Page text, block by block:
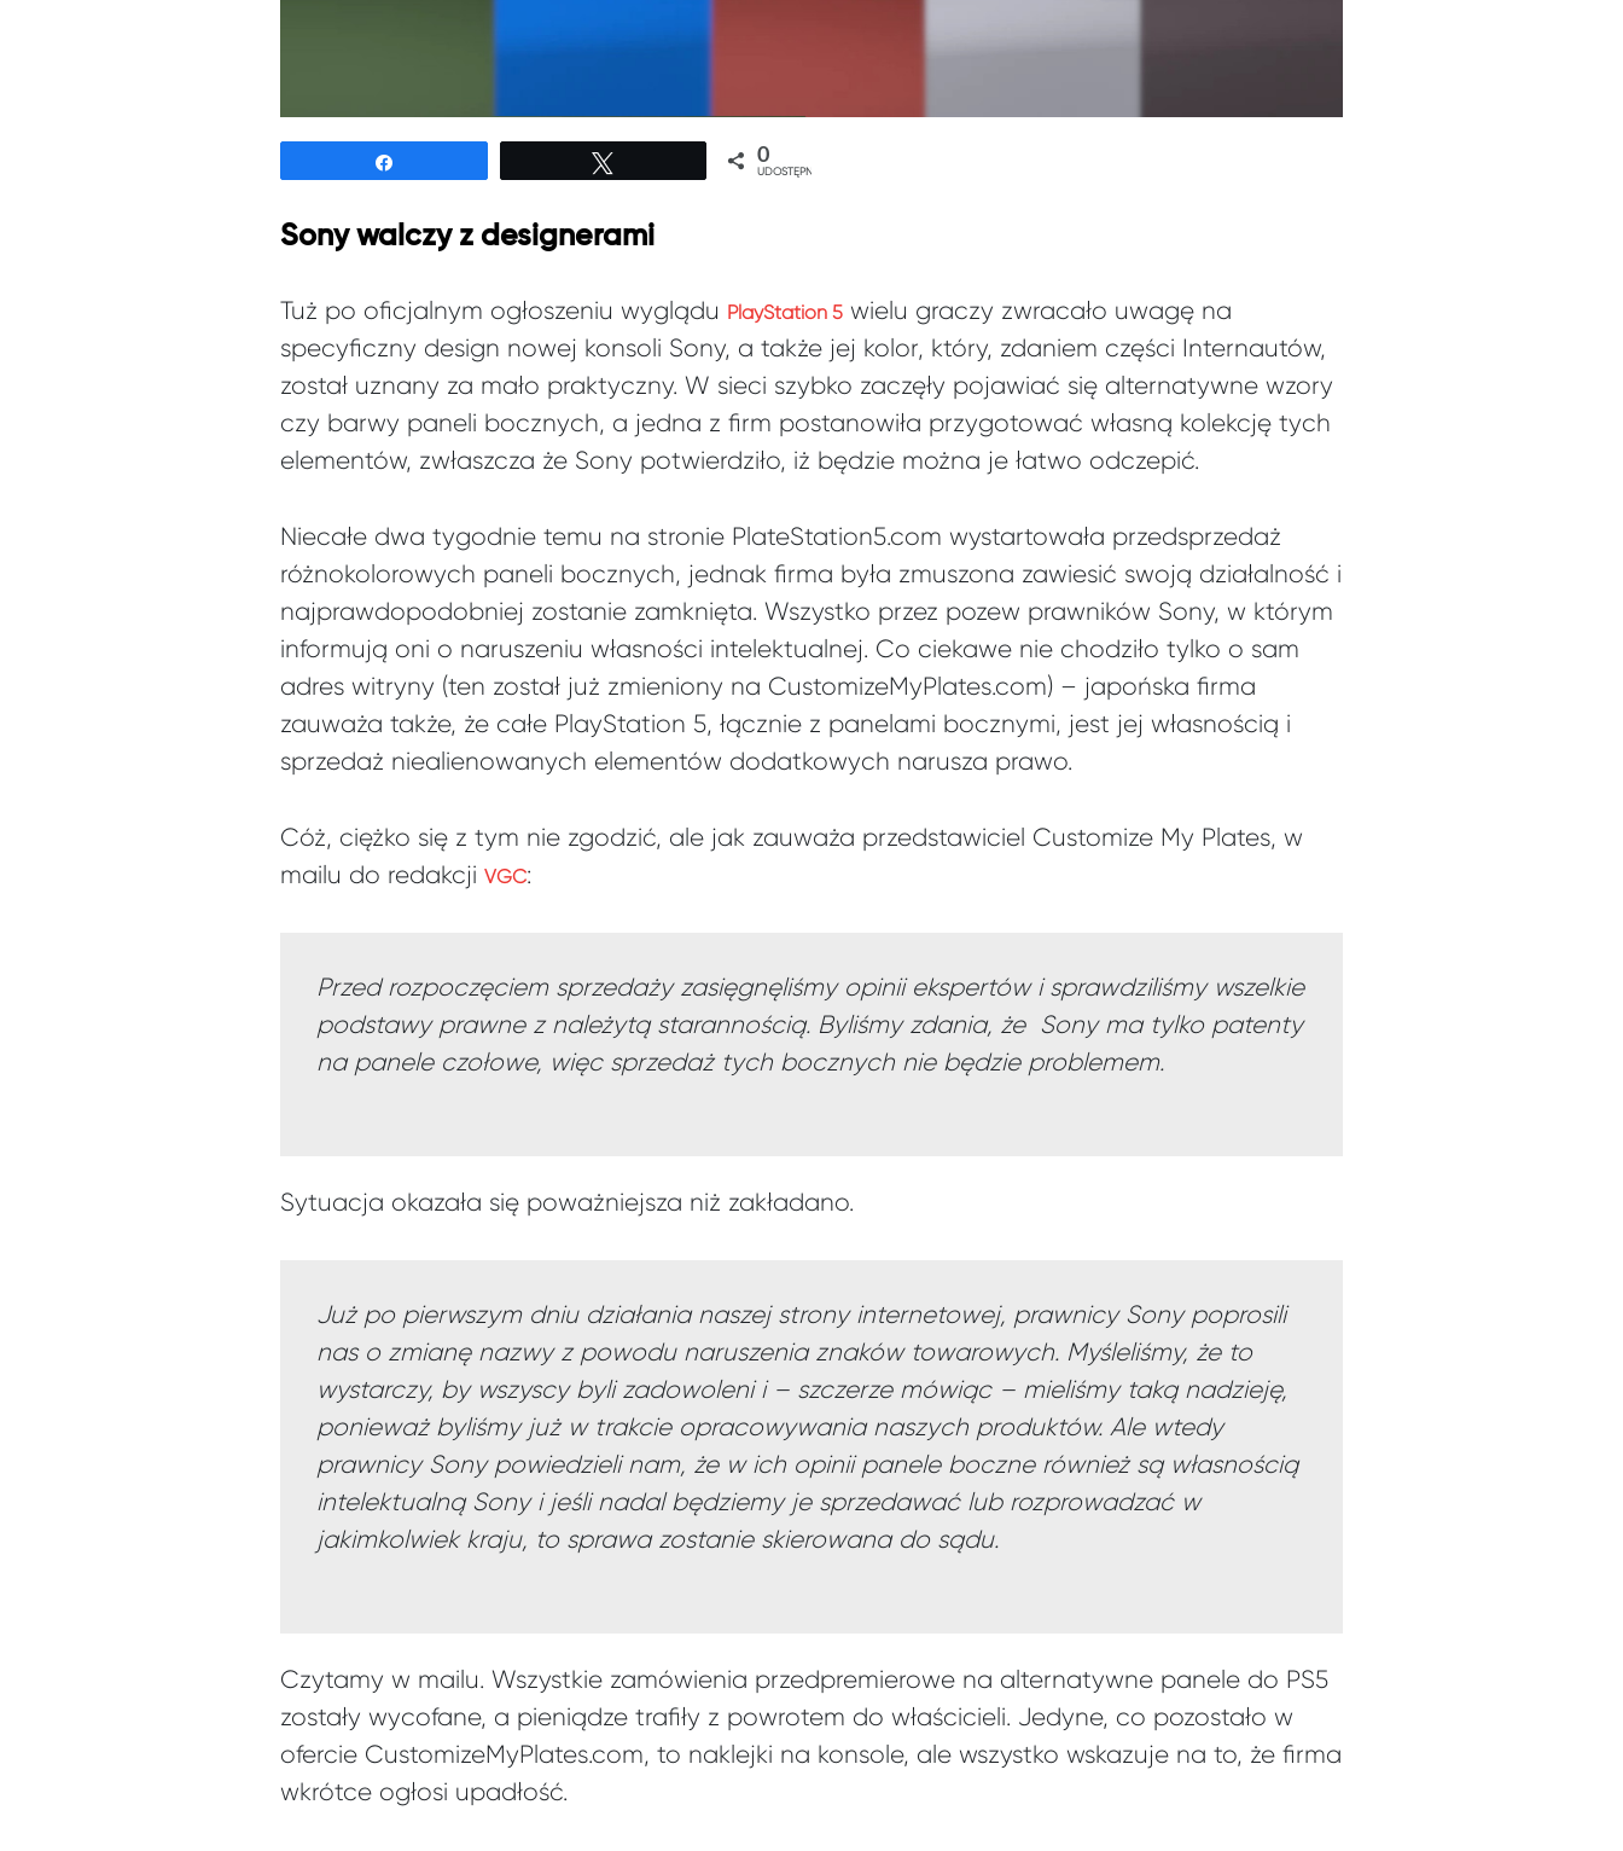
0
UDOSTĘPNIEŃ
Sony walczy z designerami
Tuż po oficjalnym ogłoszeniu wyglądu PlayStation 5 wielu graczy zwracało uwagę na
specyficzny design nowej konsoli Sony, a także jej kolor, który, zdaniem części Internautów,
został uznany za mało praktyczny. W sieci szybko zaczęły pojawiać się alternatywne wzory
czy barwy paneli bocznych, a jedna z firm postanowiła przygotować własną kolekcję tych
elementów, zwłaszcza że Sony potwierdziło, iż będzie można je łatwo odczepić.
Niecałe dwa tygodnie temu na stronie PlateStation5.com wystartowała przedsprzedaż
różnokolorowych paneli bocznych, jednak firma była zmuszona zawiesić swoją działalność i
najprawdopodobniej zostanie zamknięta. Wszystko przez pozew prawników Sony, w którym
informują oni o naruszeniu własności intelektualnej. Co ciekawe nie chodziło tylko o sam
adres witryny (ten został już zmieniony na CustomizeMyPlates.com) – japońska firma
zauważa także, że całe PlayStation 5, łącznie z panelami bocznymi, jest jej własnością i
sprzedaż niealienowanych elementów dodatkowych narusza prawo.
Cóż, ciężko się z tym nie zgodzić, ale jak zauważa przedstawiciel Customize My Plates, w
mailu do redakcji VGC:
Przed rozpoczęciem sprzedaży zasięgnęliśmy opinii ekspertów i sprawdziliśmy wszelkie
podstawy prawne z należytą starannością. Byliśmy zdania, że ​ Sony ma tylko patenty
na panele czołowe, więc sprzedaż tych bocznych nie będzie problemem.
Sytuacja okazała się poważniejsza niż zakładano.
Już po pierwszym dniu działania naszej strony internetowej, prawnicy Sony poprosili
nas o zmianę nazwy z powodu naruszenia znaków towarowych. Myśleliśmy, że to
wystarczy, by wszyscy byli zadowoleni i – szczerze mówiąc – mieliśmy taką nadzieję,
ponieważ byliśmy już w trakcie opracowywania naszych produktów. Ale wtedy
prawnicy Sony powiedzieli nam, że w ich opinii panele boczne również są własnością
intelektualną Sony i jeśli nadal będziemy je sprzedawać lub rozprowadzać w
jakimkolwiek kraju, to sprawa zostanie skierowana do sądu.
Czytamy w mailu. Wszystkie zamówienia przedpremierowe na alternatywne panele do PS5
zostały wycofane, a pieniądze trafiły z powrotem do właścicieli. Jedyne, co pozostało w
ofercie CustomizeMyPlates.com, to naklejki na konsole, ale wszystko wskazuje na to, że firma
wkrótce ogłosi upadłość.